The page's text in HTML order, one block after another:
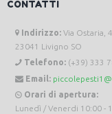
CONTATTI
Indirizzo: Via Ostaria,
23041 Livigno SO
Telefono: (+39) 333
Email:
Orari di apertura:
Lunedì / Venerdi 10:00 -